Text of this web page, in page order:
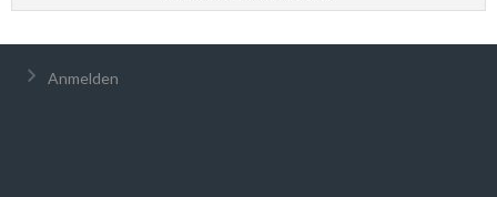
Anmelden